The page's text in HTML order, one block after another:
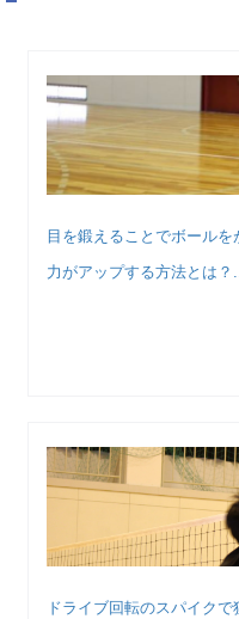
目を鍛えることでボール
力がアップする方法とは？
ドライブ回転のスパイク